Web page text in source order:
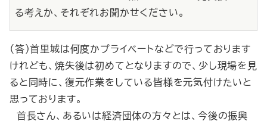
る考えか、それぞれお聞かせください。
（答）首里城は何度かプライベートなどで行っております
けれども、焼失後は初めてとなりますので、少し現場を見
ると同時に、復元作業をしている皆様を元気付けたいと
思っております。
首長さん、あるいは経済団体の方々とは、今後の振興